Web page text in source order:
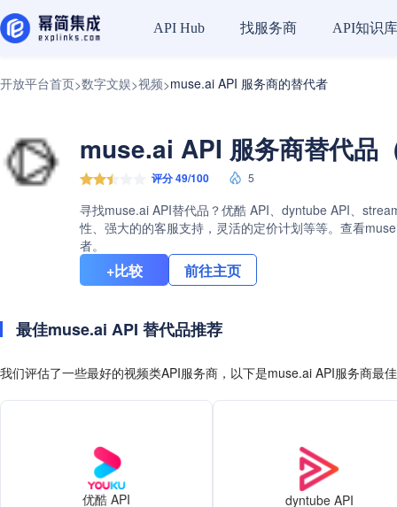
API Hub 找服务商 API知识库
开放平台首页>数字文娱>视频>muse.ai API 服务商的替代者
muse.ai API 服务商替代品
评分 49/100 5
寻找muse.ai API替代品？优酷 API、dyntube API、
性、强大的的客服支持，灵活的定价计划等等。查看
者。
+比较 前往主页
最佳muse.ai API 替代品推荐
我们评估了一些最好的视频类API服务商，以下是muse.ai API服务商最
优酷 API dyntube API